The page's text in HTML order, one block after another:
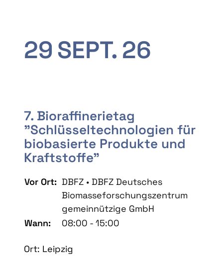
29SEPT. 26
7. Bioraffinerietag
"Schlüsseltechnologien für
biobasierte Produkte und
Kraftstoffe"
Vor Ort: DBFZ • DBFZ Deutsches
Biomasseforschungszentrum
gemeinnützige GmbH
Wann:
08:00 - 15:00
Ort: Leipzig